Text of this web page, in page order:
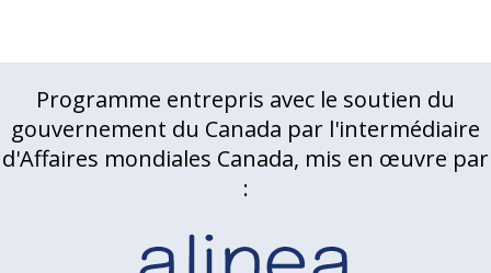
Programme entrepris avec le soutien du
gouvernement du Canada par l'intermédiaire
d'Affaires mondiales Canada, mis en œuvre par
: